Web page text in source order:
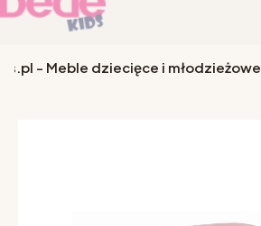
- Meble dziecięce i młodzieżowe